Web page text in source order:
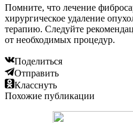
Помните, что лечение
хирургическое удаление
терапию. Следуйте
от необходимых процедур.
Поделиться
Отправить
Класснуть
Похожие публикации